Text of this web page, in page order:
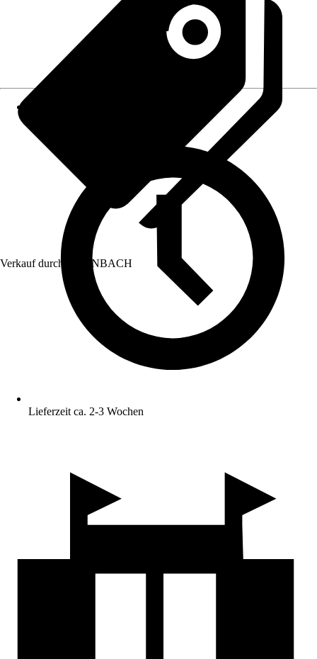
Verkauf durch: HORNBACH
Lieferzeit ca. 2-3 Wochen